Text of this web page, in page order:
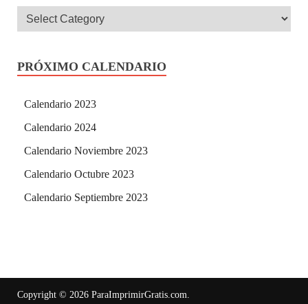
PRÓXIMO CALENDARIO
Calendario 2023
Calendario 2024
Calendario Noviembre 2023
Calendario Octubre 2023
Calendario Septiembre 2023
Copyright © 2026 ParaImprimirGratis.com.